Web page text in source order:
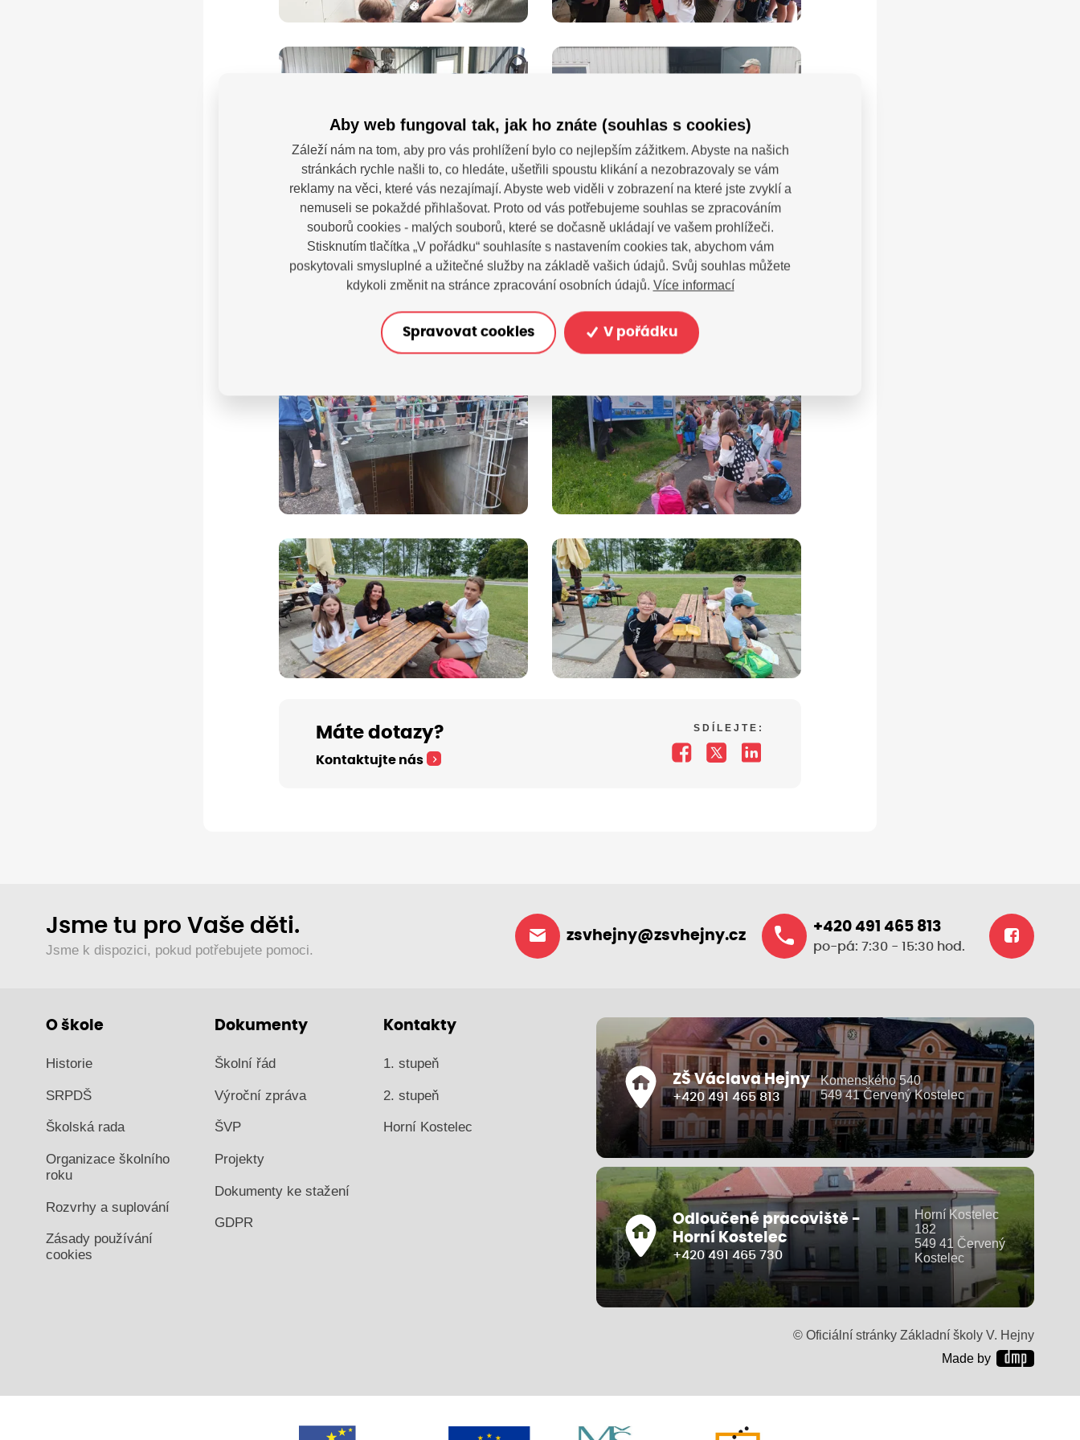
Máte dotazy?
Kontaktujte nás
SDÍLEJTE:
Jsme tu pro Vaše děti.
Jsme k dispozici, pokud potřebujete pomoci.
zsvhejny@zsvhejny.cz
+420 491 465 813
po-pá: 7:30 - 15:30 hod.
O škole
Historie
SRPDŠ
Školská rada
Organizace školního
roku
Rozvrhy a suplování
Zásady používání
cookies
Dokumenty
Školní řád
Výroční zpráva
ŠVP
Projekty
Dokumenty ke stažení
GDPR
Kontakty
1. stupeň
2. stupeň
Horní Kostelec
ZŠ Václava Hejny
+420 491 465 813
Komenského 540
549 41 Červený Kostelec
Odloučené pracoviště -
Horní Kostelec
+420 491 465 730
Horní Kostelec
182
549 41 Červený
Kostelec
© Oficiální stránky Základní školy V. Hejny
Made by
Aby web fungoval tak, jak ho znáte (souhlas s cookies)
Záleží nám na tom, aby pro vás prohlížení bylo co nejlepším zážitkem. Abyste na našich
stránkách rychle našli to, co hledáte, ušetřili spoustu klikání a nezobrazovaly se vám
reklamy na věci, které vás nezajímají. Abyste web viděli v zobrazení na které jste zvyklí a
nemuseli se pokaždé přihlašovat. Proto od vás potřebujeme souhlas se zpracováním
souborů cookies - malých souborů, které se dočasně ukládají ve vašem prohlížeči.
Stisknutím tlačítka „V pořádku“ souhlasíte s nastavením cookies tak, abychom vám
poskytovali smysluplné a užitečné služby na základě vašich údajů. Svůj souhlas můžete
kdykoli změnit na stránce zpracování osobních údajů. Více informací
Spravovat cookies V pořádku